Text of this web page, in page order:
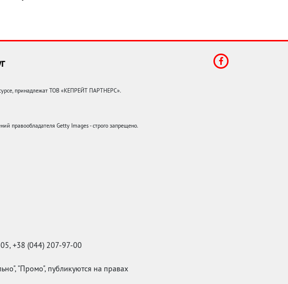
принадлежат ТОВ «КЕПРЕЙТ ПАРТНЕРС».
правообладателя Getty Images - строго запрещено.
+38 (044) 207-97-00
"Промо", публикуются на правах